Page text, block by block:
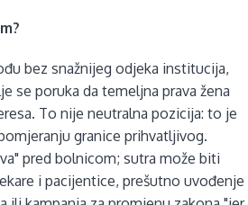
bez snažnijeg odjeka institucija,
se poruka da temeljna prava žena
To nije neutralna pozicija: to je
granice prihvatljivog.
pred bolnicom; sutra može biti
i pacijentice, prešutno uvođenje